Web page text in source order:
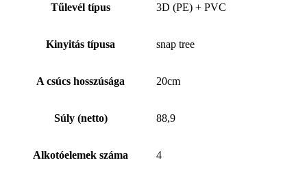
Tűlevél típus 3D (PE) + PVC
Kinyitás típusa snap tree
A csúcs hosszúsága 20cm
Súly (netto) 88,9
Alkotóelemek száma 4